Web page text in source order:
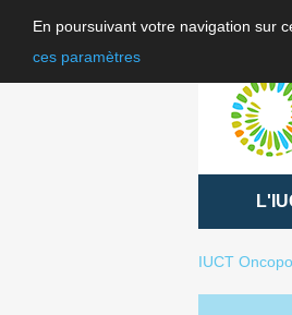
En poursuivant votre navigation sur
ces paramètres
IUCT